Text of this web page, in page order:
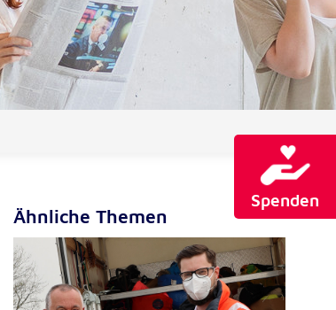
Spenden
Ähnliche Themen